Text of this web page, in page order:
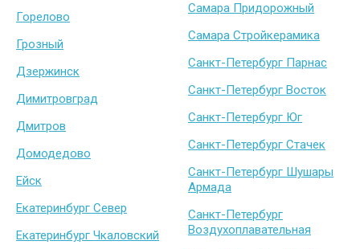
Горелово
Грозный
Дзержинск
Димитровград
Дмитров
Домодедово
Ейск
Екатеринбург Север
Екатеринбург Чкаловский
Самара Придорожный
Самара Стройкерамика
Санкт-Петербург Парнас
Санкт-Петербург Восток
Санкт-Петербург Юг
Санкт-Петербург Стачек
Санкт-Петербург Шушары
Армада
Санкт-Петербург
Воздухоплавательная